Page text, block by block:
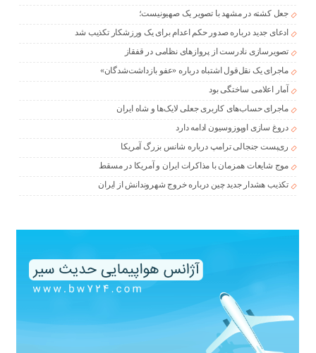
جعل کشته در مشهد با تصویر یک صهیونیست؛
ادعای جدید درباره صدور حکم اعدام برای یک ورزشکار تکذیب شد
تصویرسازی نادرست از پروازهای نظامی در قفقاز
ماجرای یک نقل‌قول اشتباه درباره «عفو بازداشت‌شدگان»
آمار اعلامی ساختگی بود
ماجرای حساب‌های کاربری جعلی لایک‌ها و شاه ایران
دروغ سازی اوپوزوسیون ادامه دارد
ری‌پست جنجالی ترامپ درباره شانس بزرگ آمریکا
موج شایعات همزمان با مذاکرات ایران و آمریکا در مسقط
تکذیب هشدار جدید چین درباره خروج شهروندانش از ایران